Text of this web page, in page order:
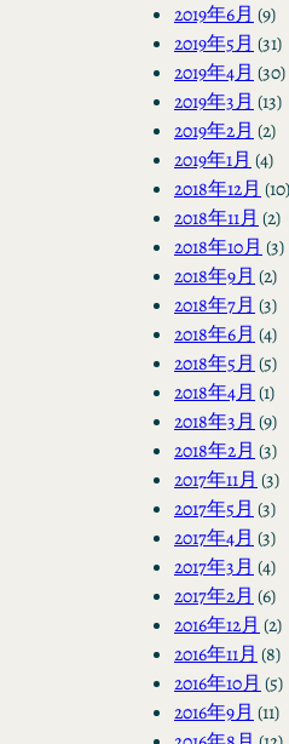
2019年6月 (9)
2019年5月 (31)
2019年4月 (30)
2019年3月 (13)
2019年2月 (2)
2019年1月 (4)
2018年12月 (10)
2018年11月 (2)
2018年10月 (3)
2018年9月 (2)
2018年7月 (3)
2018年6月 (4)
2018年5月 (5)
2018年4月 (1)
2018年3月 (9)
2018年2月 (3)
2017年11月 (3)
2017年5月 (3)
2017年4月 (3)
2017年3月 (4)
2017年2月 (6)
2016年12月 (2)
2016年11月 (8)
2016年10月 (5)
2016年9月 (11)